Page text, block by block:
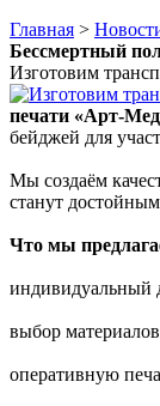
Главная >
Бессмертный
Изготовим
печати
бейджей для
Мы создаём
станут
Что мы
индивидуальный
выбор
оперативную